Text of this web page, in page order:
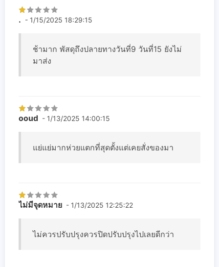
. - 1/15/2025 18:29:15
ช้ามาก พัสดุถึงปลายทางวันที่9 วันที่15 ยังไม่
มาส่ง
ooud - 1/13/2025 14:00:15
แย่แย่มากห่วยแตกที่สุดตั้งแต่เคยสั่งของมา
ไม่มีจุดหมาย - 1/13/2025 12:25:22
ไม่ควรปรับปรุงควรปิดปรับปรุงไปเลยดีกว่า